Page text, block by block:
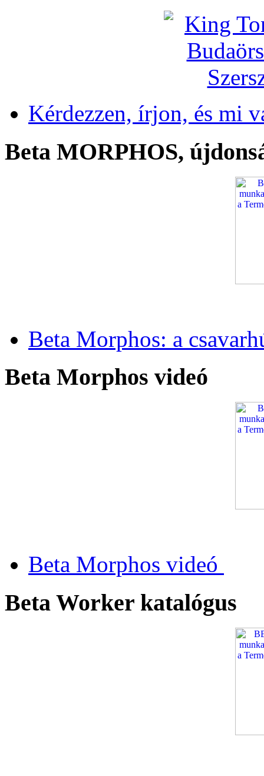
Kérdezzen, írjon, és mi
Beta MORPHOS,
Beta Morphos: a
Beta Morphos videó
Beta Morphos videó
Beta Worker katalógus